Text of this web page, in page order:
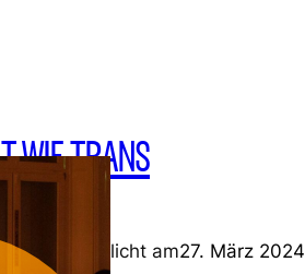
T WIE TRANS
veröffentlicht am27. März 2024